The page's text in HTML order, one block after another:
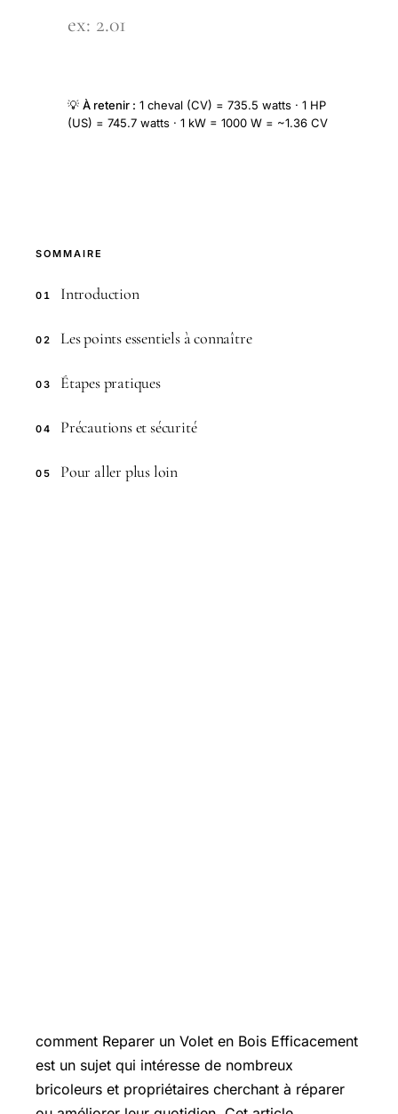
💡 À retenir : 1 cheval (CV) = 735.5 watts · 1 HP
(US) = 745.7 watts · 1 kW = 1000 W = ~1.36 CV
SOMMAIRE
01 Introduction
02 Les points essentiels à connaître
03 Étapes pratiques
04 Précautions et sécurité
05 Pour aller plus loin
comment Reparer un Volet en Bois Efficacement
est un sujet qui intéresse de nombreux
bricoleurs et propriétaires cherchant à réparer